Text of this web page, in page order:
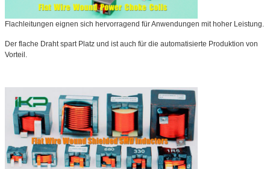
Flachleitungen eignen sich hervorragend für Anwendungen mit hoher Leistung.
Der flache Draht spart Platz und ist auch für die automatisierte Produktion von
Vorteil.